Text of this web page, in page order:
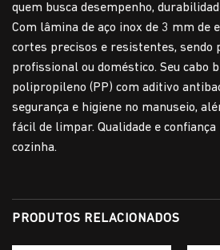
quem busca desempenho,
Com lâmina de aço inox de 3 mm de
cortes precisos e resistentes, sendo
profissional ou doméstico. Seu cabo
polipropileno (PP) com aditivo
segurança e higiene no manuseio,
fácil de limpar. Qualidade e confiança
cozinha.
PRODUTOS RELACIONADOS